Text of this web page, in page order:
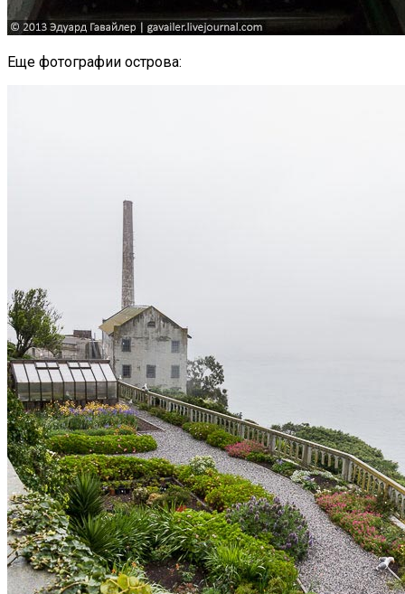
Еще фотографии острова: